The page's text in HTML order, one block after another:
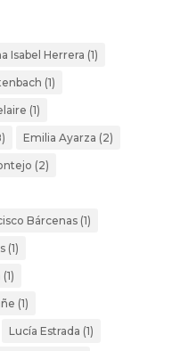
Isabel Herrera (1)
(1)
(1)
Emilia Ayarza (2)
(2)
Bárcenas(1)
(1)
(1)
(1)
Lucía Estrada (1)